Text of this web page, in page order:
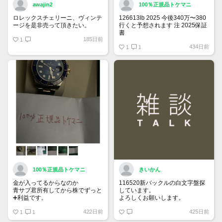
awajin2
ロレックスチェリーニ、ヴィンテ
ージを是非売って頂きたい。
1 185日前
100％正規品トケマニ
126613lb 2025 今後340万〜380
行くと予想されます 注 2025保証
書
2025/ @Watch_Monster_より
1 1 434日前
100％正規品トケマニ
金が入ってるからなのか
青サブ君所有してから株でずっと
➕利益です。
銘柄番号7932 ニッピ
1 1 422日前
きいかん
116520新バックルの白文字盤探
しています。
よろしくお願いします。
425日前